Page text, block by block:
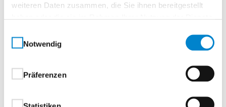
weiteren Daten zusammen, die Sie ihnen bereitgestellt
Notwendig
Präferenzen
Seminarnummer
Datum
09.06.2026